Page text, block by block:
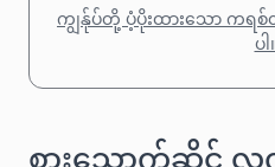
ကျွန်ုပ်တို့ ပံ့ပိုးထားသော ကရစ်
ပ